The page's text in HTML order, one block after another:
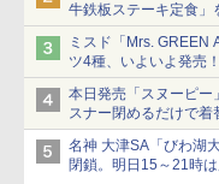
牛鉄板ステーキ定食」
ミスド「Mrs. GREEN
ツ4種、いよいよ発売！
本日発売「スヌーピー
スナー閉めるだけで着
とまる
名神 大津SA「びわ湖
閉鎖。明日15～21時